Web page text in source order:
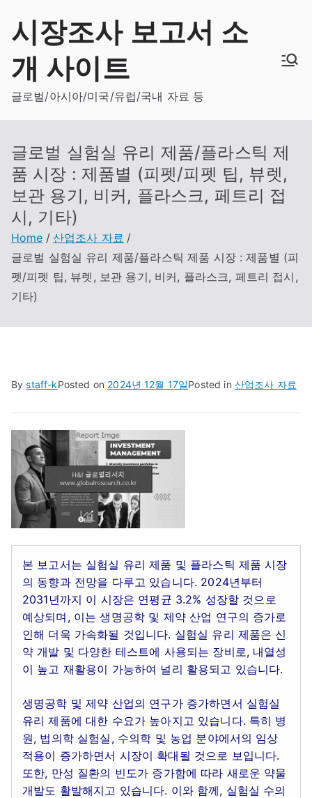
content
시장조사 보고서 소
개 사이트
글로벌/아시아/미국/유럽/국내 자료 등
글로벌 실험실 유리 제품/플라스틱 제
품 시장 : 제품별 (피펫/피펫 팁, 뷰렛,
보관 용기, 비커, 플라스크, 페트리 접
시, 기타)
Home
산업조사 자료
글로벌 실험실 유리 제품/플라스틱 제품 시장 : 제품별 (피
펫/피펫 팁, 뷰렛, 보관 용기, 비커, 플라스크, 페트리 접시,
기타)
Bystaff-kPosted on 2024년 12월 17일Posted in 산업조사 자료
본 보고서는 실험실 유리 제품 및 플라스틱 제품 시장
의 동향과 전망을 다루고 있습니다. 2024년부터
2031년까지 이 시장은 연평균 3.2% 성장할 것으로
예상되며, 이는 생명공학 및 제약 산업 연구의 증가로
인해 더욱 가속화될 것입니다. 실험실 유리 제품은 신
약 개발 및 다양한 테스트에 사용되는 장비로, 내열성
이 높고 재활용이 가능하여 널리 활용되고 있습니다.
생명공학 및 제약 산업의 연구가 증가하면서 실험실
유리 제품에 대한 수요가 높아지고 있습니다. 특히 병
원, 법의학 실험실, 수의학 및 농업 분야에서의 임상
적용이 증가하면서 시장이 확대될 것으로 보입니다.
또한, 만성 질환의 빈도가 증가함에 따라 새로운 약물
개발도 활발해지고 있습니다. 이와 함께, 실험실 수의